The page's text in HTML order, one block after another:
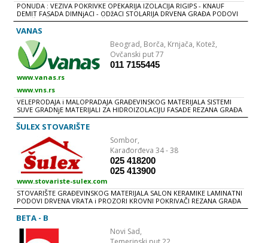
PONUDA : VEZIVA POKRIVKE OPEKARIJA IZOLACIJA RIGIPS - KNAUF
DEMIT FASADA DIMNjACI - ODžACI STOLARIJA DRVENA GRAĐA PODOVI
GVOŽĐE ŠODER, PESAK MEŠALICE KOLICA PROIZVODNjA : BETONSKI
BLOKOVI BETONSKI PLAŠT ZA ODžAK KAPE ZA ODžAKE FERT GREDICE
VANAS
Beograd, Borča, Krnjača, Kotež,
Ovčanski put 77
011 7155445
www.vanas.rs
www.vns.rs
VELEPRODAJA i MALOPRADAJA GRAĐEVINSKOG MATERIJALA SISTEMI
SUVE GRADNjE MATERIJALI ZA HIDROIZOLACIJU FASADE REZANA GRAĐA
KROVNI PROZORI OPEKARSKI PROIZVODI LAMINATI, PARKETI KROVNI
POKRIVAČI GIPSANE PLOČE CEMENT, KREČ, ARMATURA, MREŽE, FERT
GREDICE, MULTIBAT
ŠULEX STOVARIŠTE
Sombor,
Karađorđeva 34 - 38
025 418200
025 413900
www.stovariste-sulex.com
STOVARIŠTE GRAĐEVINSKOG MATERIJALA SALON KERAMIKE LAMINATNI
PODOVI DRVENA VRATA i PROZORI KROVNI POKRIVAČI REZANA GRAĐA
OPEKARSKI PROIZVODI...
BETA - B
Novi Sad,